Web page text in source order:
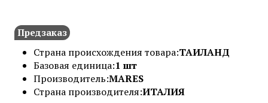
Предзаказ
Страна происхождения товара:ТАИЛАНД
Базовая единица:1 шт
Производитель:MARES
Страна производителя:ИТАЛИЯ